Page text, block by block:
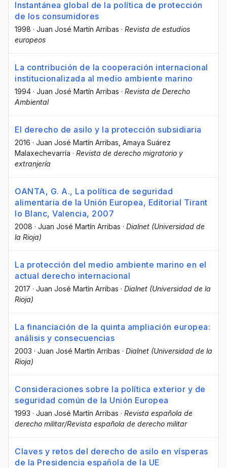
Instantánea global de la política de protección
de los consumidores
1998 · Juan José Martín Arribas · Revista de estudios
europeos
La contribución de la cooperación internacional
institucionalizada al medio ambiente marino
1994 · Juan José Martín Arribas · Revista de Derecho
Ambiental
El derecho de asilo y la protección subsidiaria
2016 · Juan José Martín Arribas , Amaya Suárez
Malaxechevarría · Revista de derecho migratorio y
extranjería
OANTA, G. A., La política de seguridad
alimentaria de la Unión Europea, Editorial Tirant
lo Blanc, Valencia, 2007
2008 · Juan José Martín Arribas · Dialnet (Universidad de
la Rioja)
La protección del medio ambiente marino en el
actual derecho internacional
2017 · Juan José Martín Arribas · Dialnet (Universidad de la
Rioja)
La financiación de la quinta ampliación europea:
análisis y consecuencias
2003 · Juan José Martín Arribas · Dialnet (Universidad de la
Rioja)
Consideraciones sobre la política exterior y de
seguridad común de la Unión Europea
1993 · Juan José Martín Arribas · Revista española de
derecho militar/Revista española de derecho militar
Claves y retos del derecho de asilo en vísperas
de la Presidencia española de la UE